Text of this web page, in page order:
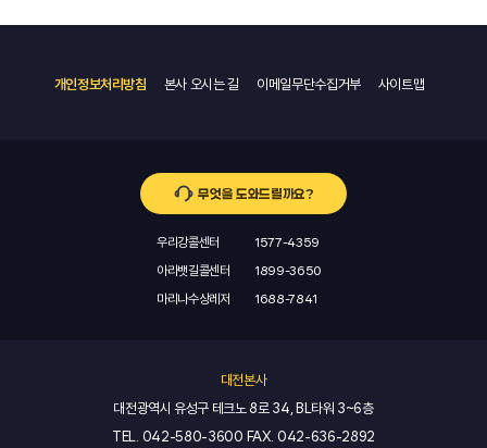
개인정보처리방침 본사 오시는 길 이메일무단수집거부 사이트맵
무엇을 도와드릴까요?
우리강콜센터
1577-4359
아라뱃길콜센터
1899-3650
마리나수상레저
1688-7841
대전본사
대전광역시 유성구 테크노 8로 34, BL타워 3~6층
TEL. 042-580-3600 FAX. 042-636-2892